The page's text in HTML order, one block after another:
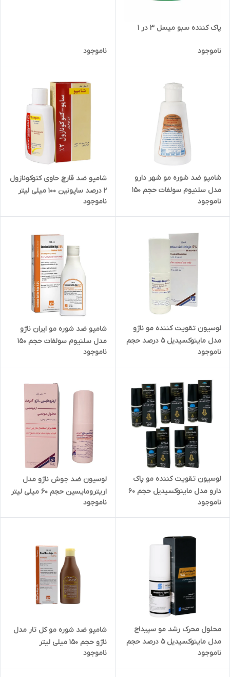
پاک کننده سبو میسل 3 در 1
ناموجود ناموجود
شامپو ضد شوره مو شهر دارو
مدل سلنیوم سولفات حجم 150
میلی لیتر
ناموجود
شامپو ضد قارچ حاوی کتوکونازول
2 درصد ساپونین 100 میلی لیتر
ناموجود
لوسیون تقویت کننده مو ناژو
مدل ماینوکسیدیل 5 درصد حجم
60 میلی لیتر
ناموجود
شامپو ضد شوره مو ایران ناژو
مدل سلنیوم سولفات حجم 150
میلی لیتر
ناموجود
لوسیون تقویت کننده مو پاک
دارو مدل ماینوکسیدیل حجم 60
میلی لیتر بسته 5 عددی
ناموجود
لوسیون ضد جوش ناژو مدل
اریترومایسین حجم 60 میلی لیتر
ناموجود
محلول محرک رشد مو سپیداج
مدل ماینوکسیدیل 5 درصد حجم
60 میلی لیتر
ناموجود
شامپو ضد شوره مو کل تار مدل
ناژو حجم 150 میلی لیتر
ناموجود